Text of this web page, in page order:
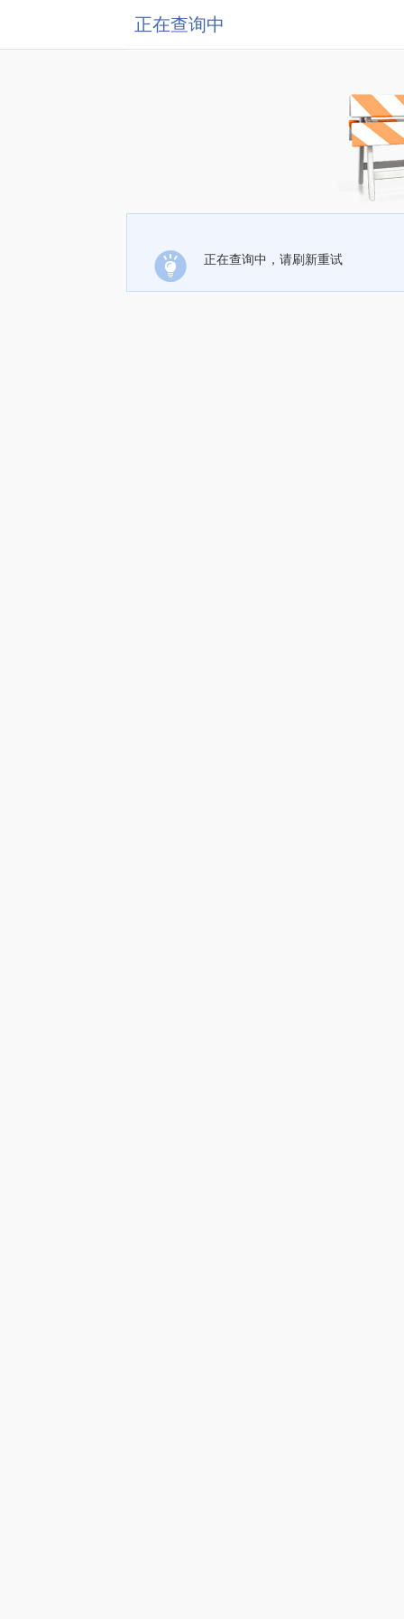
正在查询中
正在查询中，请刷新重试